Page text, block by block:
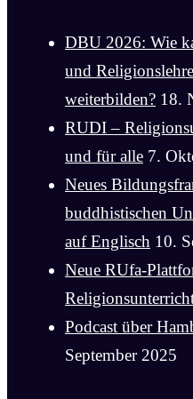
DBU 2026: Wie
und
weiterbilden? 18.
RUDI –
und für alle 7.
Neues
buddhistischen
auf Englisch 10.
Neue RUfa-
Podcast über
September 2025